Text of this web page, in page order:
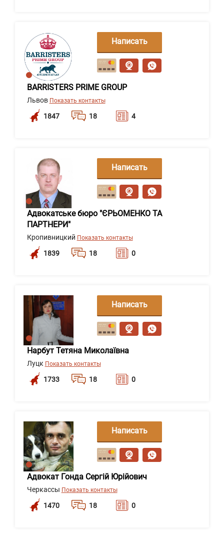
BARRISTERS PRIME GROUP
Львов Показать контакты
1847 18 4
Написать
сообщение
Адвокатське бюро "ЄРЬОМЕНКО ТА
ПАРТНЕРИ"
Кропивницкий Показать контакты
1839 18 0
Написать
сообщение
Нарбут Тетяна Миколаївна
Луцк Показать контакты
1733 18 0
Написать
сообщение
Адвокат Гонда Сергій Юрійович
Черкассы Показать контакты
1470 18 0
Написать
сообщение